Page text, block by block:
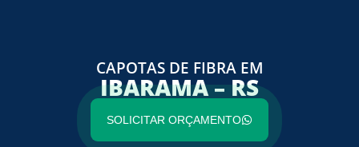
CAPOTAS DE FIBRA EM
IBARAMA – RS
SOLICITAR ORÇAMENTO